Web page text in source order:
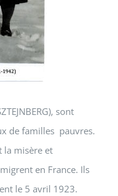
sont
de familles pauvres.
la misère et
en France. Ils
le 5 avril 1923.